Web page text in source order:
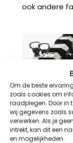
Om de beste
zoals cookies om
raadplegen. Door in
wij gegevens zoals
verwerken. Als je
intrekt, kan dit een
en mogelijkheden.
ook andere